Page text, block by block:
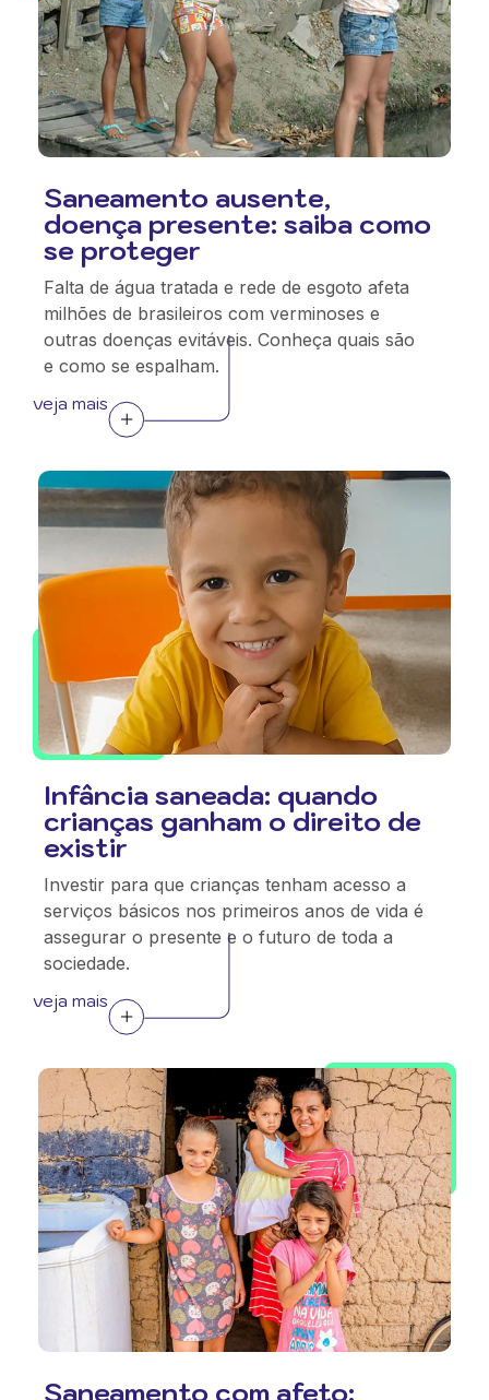
Saneamento ausente,
doença presente: saiba como
se proteger
Falta de água tratada e rede de esgoto afeta
milhões de brasileiros com verminoses e
outras doenças evitáveis. Conheça quais são
e como se espalham.
veja mais
Infância saneada: quando
crianças ganham o direito de
existir
Investir para que crianças tenham acesso a
serviços básicos nos primeiros anos de vida é
assegurar o presente e o futuro de toda a
sociedade.
veja mais
Saneamento com afeto: